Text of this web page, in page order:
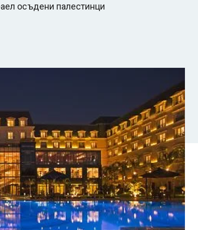
осъдени палестинци